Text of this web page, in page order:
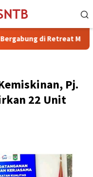
Magelang
Pj.
22 Unit